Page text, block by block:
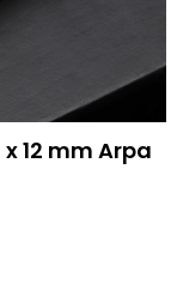
12 mm Arpa